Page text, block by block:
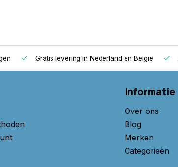
Gratis levering in Nederland en Belgie
Informatie
Over ons
Blog
Merken
Categorieën